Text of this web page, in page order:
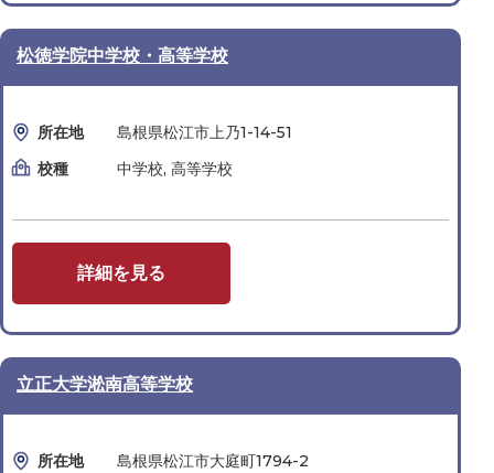
松徳学院中学校・高等学校
所在地
島根県松江市上乃1-14-51
校種
中学校, 高等学校
詳細を見る
立正大学淞南高等学校
所在地
島根県松江市大庭町1794-2